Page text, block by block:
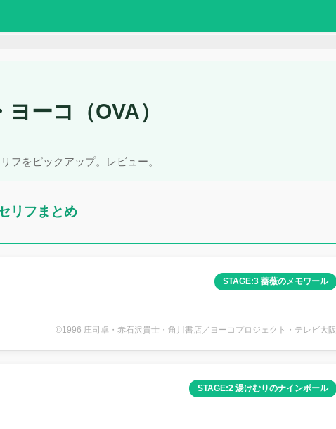
ーコ（OVA）
フをピックアップ。レビュー。
リフまとめ
STAGE:3 薔薇のメモワール
©1996 庄司卓・赤石沢貴士・角川書店／ヨーコプロジェクト・テレビ大阪
STAGE:2 湯けむりのナインボール